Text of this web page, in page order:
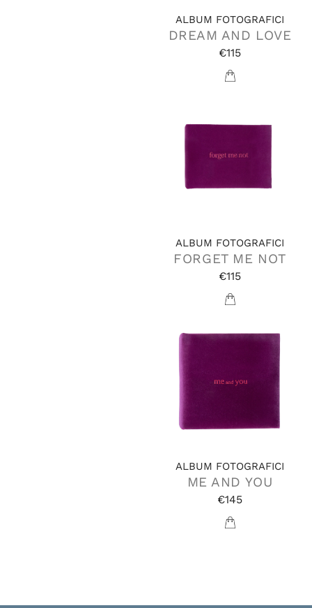
ALBUM FOTOGRAFICI
DREAM AND LOVE
€115
ALBUM FOTOGRAFICI
FORGET ME NOT
€115
ALBUM FOTOGRAFICI
ME AND YOU
€145